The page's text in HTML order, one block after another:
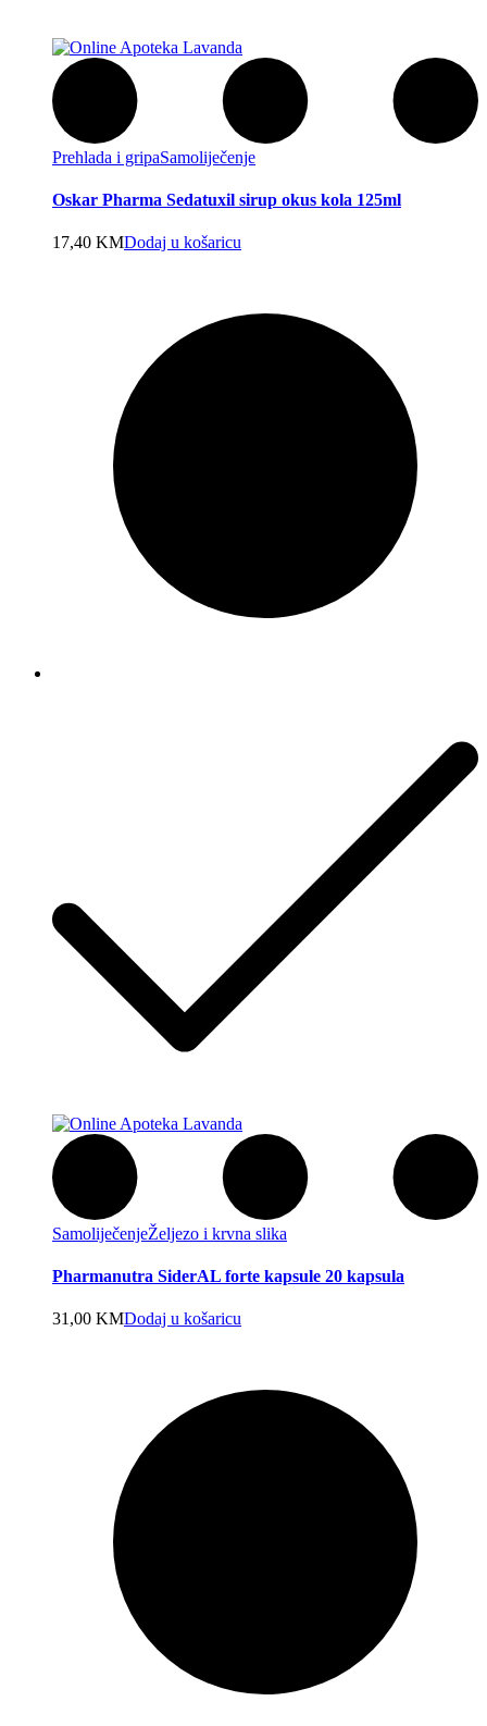
Prehlada i gripaSamoliječenje
Oskar Pharma Sedatuxil sirup okus kola 125ml
17,40 KMDodaj u košaricu
SamoliječenjeŽeljezo i krvna slika
Pharmanutra SiderAL forte kapsule 20 kapsula
31,00 KMDodaj u košaricu